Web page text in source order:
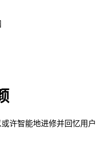
智能地进修并回忆用户